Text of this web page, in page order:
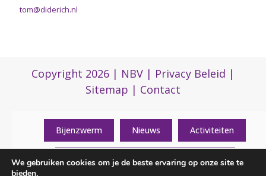
Bijenzwerm Nieuws Activiteiten
Algemene informatie over de vereniging
tom@diderich.nl
Copyright 2026 | NBV | Privacy Beleid |
Sitemap | Contact
(0)317 422 422
We gebruiken cookies om je de beste ervaring op onze site te
bieden.